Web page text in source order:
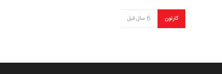
کارتون 6 سال قبل